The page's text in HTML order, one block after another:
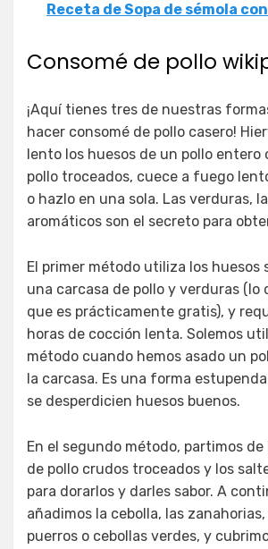
Receta de Sopa de sémola
Consomé de pollo
¡Aquí tienes tres de nuestras
hacer consomé de pollo casero!
lento los huesos de un pollo entero
pollo troceados, cuece a fuego
o hazlo en una sola. Las verduras,
aromáticos son el secreto para
El primer método utiliza los huesos
una carcasa de pollo y verduras (lo
que es prácticamente gratis), y
horas de cocción lenta. Solemos
método cuando hemos asado un
la carcasa. Es una forma
se desperdicien huesos buenos.
En el segundo método, partimos de
de pollo crudos troceados y los
para dorarlos y darles sabor. A
añadimos la cebolla, las
puerros o cebollas verdes, y